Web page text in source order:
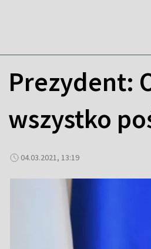
Prezydent:
wszystko
04.03.2021, 13:19